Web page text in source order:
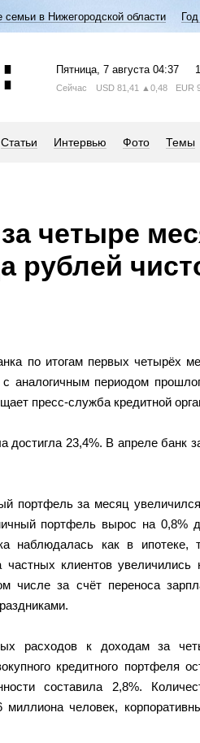
семьи в Нижегородской области
Пятница, 7 августа 04:37
Сейчас USD 81,41 ▲0,48 EUR
Статьи Интервью Фото Темы
четыре
рублей
по итогам первых четырёх
аналогичным периодом
пресс-служба кредитной
достигла 23,4%. В апреле банк
портфель за месяц
портфель вырос на 0,8%
наблюдалась как в ипотеке,
частных клиентов
числе за счёт переноса
расходов к доходам за
кредитного портфеля
составила 2,8%.
миллиона человек,